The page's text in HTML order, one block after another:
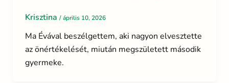
Krisztina /április 10, 2026
Ma Évával beszélgettem, aki nagyon elvesztette
az önértékelését, miután megszületett második
gyermeke.